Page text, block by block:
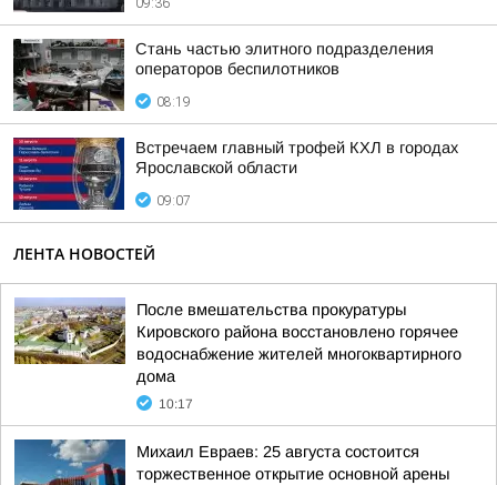
09:36
Стань частью элитного подразделения
операторов беспилотников
08:19
Встречаем главный трофей КХЛ в городах
Ярославской области
09:07
ЛЕНТА НОВОСТЕЙ
После вмешательства прокуратуры
Кировского района восстановлено горячее
водоснабжение жителей многоквартирного
дома
10:17
Михаил Евраев: 25 августа состоится
торжественное открытие основной арены